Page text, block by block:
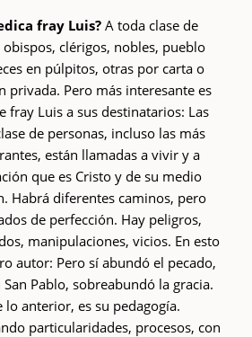
fray Luis? A toda clase de
obispos, clérigos, nobles, pueblo
en púlpitos, otras por carta o
privada. Pero más interesante es
fray Luis a sus destinatarios: Las
de personas, incluso las más
están llamadas a vivir y a
que es Cristo y de su medio
Habrá diferentes caminos, pero
de perfección. Hay peligros,
manipulaciones, vicios. En esto
autor: Pero sí abundó el pecado,
Pablo, sobreabundó la gracia.
lo anterior, es su pedagogía.
particularidades, procesos, con